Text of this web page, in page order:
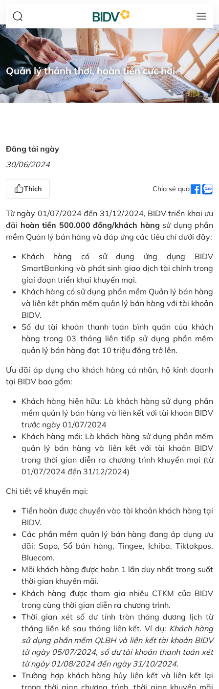
Quản lý thảnh thơi, hoàn tiền cực hời
Đăng tải ngày
30/06/2024
Thích Chia sẻ qua
Từ ngày 01/07/2024 đến 31/12/2024, BIDV triển khai ưu
đãi hoàn tiền 500.000 đồng/khách hàng sử dụng phần
mềm Quản lý bán hàng và đáp ứng các tiêu chí dưới đây:
Khách hàng có sử dụng ứng dụng BIDV
SmartBanking và phát sinh giao dịch tài chính trong
giai đoạn triển khai khuyến mại.
Khách hàng có sử dụng phần mềm Quản lý bán hàng
và liên kết phần mềm quản lý bán hàng với tài khoản
BIDV.
Số dư tài khoản thanh toán bình quân của khách
hàng trong 03 tháng liên tiếp sử dụng phần mềm
quản lý bán hàng đạt 10 triệu đồng trở lên.
Ưu đãi áp dụng cho khách hàng cá nhân, hộ kinh doanh
tại BIDV bao gồm:
Khách hàng hiện hữu: Là khách hàng sử dụng phần
mềm quản lý bán hàng và liên kết với tài khoản BIDV
trước ngày 01/07/2024
Khách hàng mới: Là khách hàng sử dụng phần mềm
quản lý bán hàng và liên kết với tài khoản BIDV
trong thời gian diễn ra chương trình khuyến mại (từ
01/07/2024 đến 31/12/2024)
Chi tiết về khuyến mại:
Tiền hoàn được chuyển vào tài khoản khách hàng tại
BIDV.
Các phần mềm quản lý bán hàng đang áp dụng ưu
đãi: Sapo, Sổ bán hàng, Tingee, Ichiba, Tiktakpos,
Bluecom.
Mỗi khách hàng được hoàn 1 lần duy nhất trong suốt
thời gian khuyến mãi.
Khách hàng được tham gia nhiều CTKM của BIDV
trong cùng thời gian diễn ra chương trình.
Thời gian xét số dư tính tròn tháng dương lịch từ
tháng liền kề sau tháng liên kết. Ví dụ: Khách hàng
sử dụng phần mềm QLBH và liên kết tài khoản BIDV
từ ngày 05/07/2024, số dư tài khoản thanh toán xét
từ ngày 01/08/2024 đến ngày 31/10/2024.
Trường hợp khách hàng hủy liên kết và liên kết lại
trong thời gian chương trình, thời gian khuyến mãi